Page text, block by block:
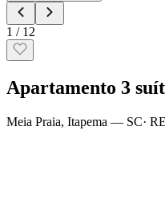
1 / 12
Apartamento 3
Meia Praia, Itapema — SC·